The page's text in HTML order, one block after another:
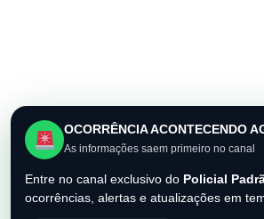
OCORRÊNCIA ACONTECENDO
As informações saem primeiro no canal
Entre no canal exclusivo do Policial
ocorrências, alertas e atualizações em